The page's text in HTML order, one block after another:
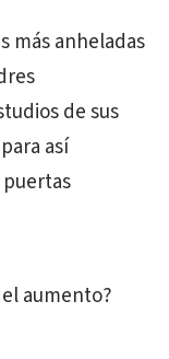
más anheladas
de sus
así
aumento?